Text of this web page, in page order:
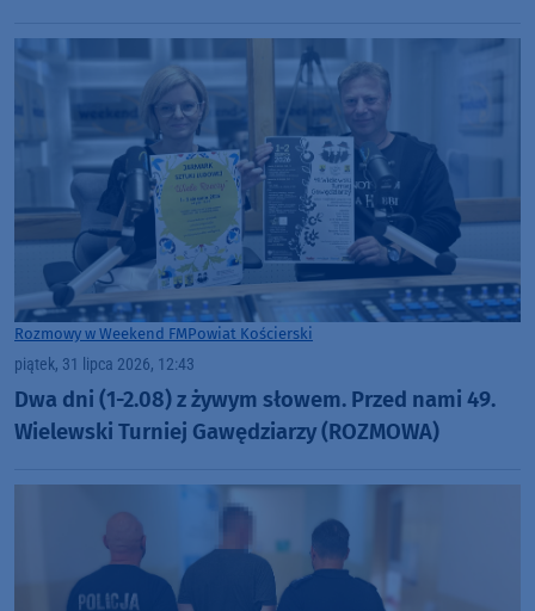
Rozmowy w Weekend FMPowiat Kościerski
piątek, 31 lipca 2026, 12:43
Dwa dni (1-2.08) z żywym słowem. Przed nami 49.
Wielewski Turniej Gawędziarzy (ROZMOWA)